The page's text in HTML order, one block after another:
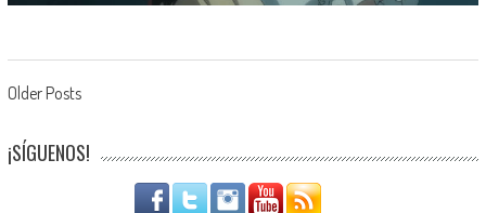
Navegación de entradas
Older Posts
¡SÍGUENOS!